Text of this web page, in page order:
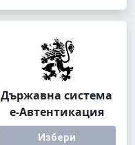
Държавна система
е-Автентикация
Избери